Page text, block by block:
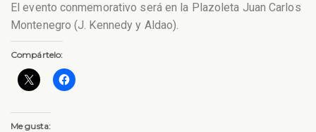
El evento conmemorativo será en la Plazoleta Juan Carlos
Montenegro (J. Kennedy y Aldao).
Compártelo:
Me gusta: